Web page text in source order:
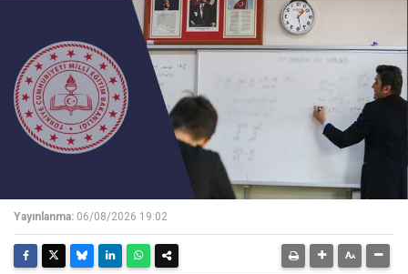
Yayınlanma: 06/08/2026 19:02